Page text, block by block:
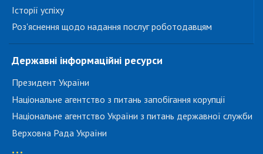
Історії успіху
Роз'яснення щодо надання послуг роботодавцям
Державні інформаційні ресурси
Президент України
Національне агентство з питань запобігання корупції
Національне агентство України з питань державної служби
Верховна Рада України
...